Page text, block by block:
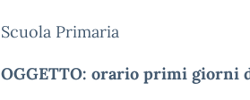
Scuola Primaria
OGGETTO: orario primi giorni